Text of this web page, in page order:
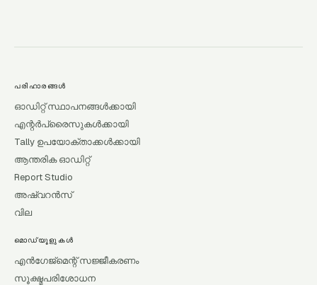
പരിഹാരങ്ങൾ
ഓഡിറ്റ് സ്ഥാപനങ്ങൾക്കായി
എന്റർപ്രൈസുകൾക്കായി
Tally ഉപയോക്താക്കൾക്കായി
ആന്തരിക ഓഡിറ്റ്
Report Studio
അഷ്വറൻസ്
വില
മൊഡ്യൂളുകൾ
എൻഗേജ്മെന്റ് സജ്ജീകരണം
സൂക്ഷ്മപരിശോധന